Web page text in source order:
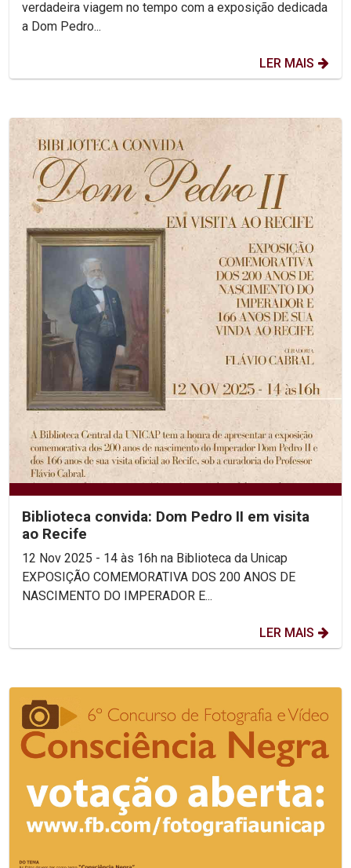
verdadeira viagem no tempo com a exposição dedicada
a Dom Pedro...
LER MAIS
Biblioteca convida: Dom Pedro II em visita
ao Recife
12 Nov 2025 - 14 às 16h na Biblioteca da Unicap
EXPOSIÇÃO COMEMORATIVA DOS 200 ANOS DE
NASCIMENTO DO IMPERADOR E...
LER MAIS